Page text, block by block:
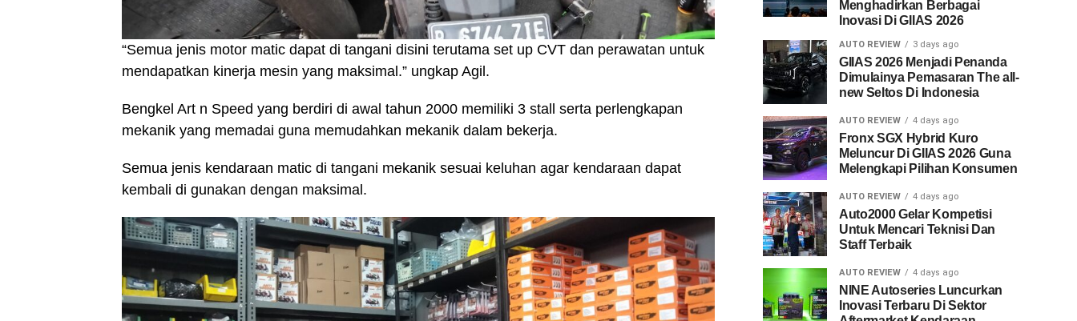
“Semua jenis motor matic dapat di tangani disini terutama set up CVT dan perawatan untuk
mendapatkan kinerja mesin yang maksimal.” ungkap Agil.
Bengkel Art n Speed yang berdiri di awal tahun 2000 memiliki 3 stall serta perlengkapan
mekanik yang memadai guna memudahkan mekanik dalam bekerja.
Semua jenis kendaraan matic di tangani mekanik sesuai keluhan agar kendaraan dapat
kembali di gunakan dengan maksimal.
Menghadirkan Berbagai
Inovasi Di GIIAS 2026
AUTO REVIEW 3 days ago
GIIAS 2026 Menjadi Penanda
Dimulainya Pemasaran The all-
new Seltos Di Indonesia
AUTO REVIEW 4 days ago
Fronx SGX Hybrid Kuro
Meluncur Di GIIAS 2026 Guna
Melengkapi Pilihan Konsumen
AUTO REVIEW 4 days ago
Auto2000 Gelar Kompetisi
Untuk Mencari Teknisi Dan
Staff Terbaik
AUTO REVIEW 4 days ago
NINE Autoseries Luncurkan
Inovasi Terbaru Di Sektor